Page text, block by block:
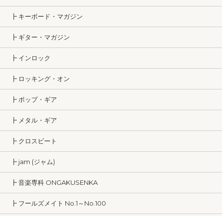
┣ キーボード・マガジン
┣ ギター・マガジン
┣ インロック
┣ ロッキング・オン
┣ ポップ・ギア
┣ メタル・ギア
┣ クロスビート
┣ jam (ジャム)
┣ 音楽専科 ONGAKUSENKA
┣ フールズメイト No.1～No.100